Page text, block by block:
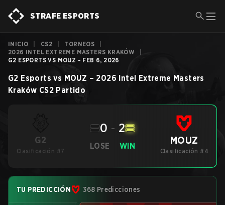
STRAFE ESPORTS
INICIO CS2 TORNEOS
2026 INTEL EXTREME MASTERS KRAKÓW
G2 ESPORTS VS MOUZ - FEB 6, 2026
G2 Esports vs MOUZ – 2026 Intel Extreme Masters
Kraków CS2 Partido
G2
Clasificación #7
LOSE
0 - 2
WIN MOUZ
Clasificación #4
TU PREDICCIÓN 368 Predicciones